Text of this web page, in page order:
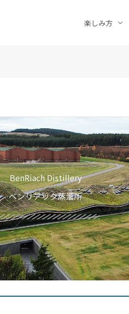
楽しみ方
BenRiach Distillery
ベンリアック蒸溜所